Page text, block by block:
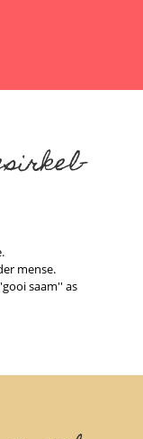
mense.
saam'' as